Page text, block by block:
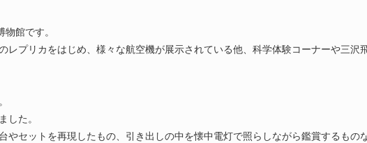
館です。
プリカをはじめ、様々な航空機が展示されている他、科学体験コーナーや三沢
た。
セットを再現したもの、引き出しの中を懐中電灯で照らしながら鑑賞するもの